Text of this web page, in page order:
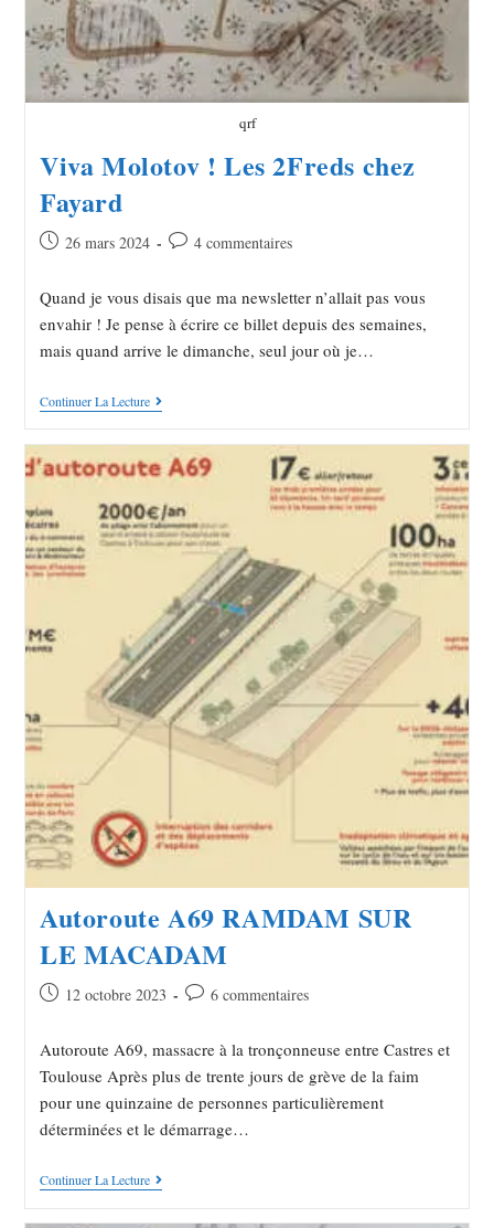
qrf
Viva Molotov ! Les 2Freds chez
Fayard
26 mars 2024 4 commentaires
Quand je vous disais que ma newsletter n’allait pas vous
envahir ! Je pense à écrire ce billet depuis des semaines,
mais quand arrive le dimanche, seul jour où je…
Continuer La Lecture
Autoroute A69 RAMDAM SUR
LE MACADAM
12 octobre 2023 6 commentaires
Autoroute A69, massacre à la tronçonneuse entre Castres et
Toulouse Après plus de trente jours de grève de la faim
pour une quinzaine de personnes particulièrement
déterminées et le démarrage…
Continuer La Lecture